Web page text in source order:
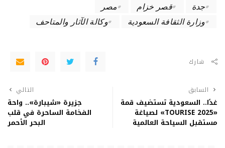
جدة
قصر خزام
مصر
وزارة الثقافة السعودية
وكالة الآثار والمتاحف
شارك
السابق
غدًا.. السعودية تستضيف قمة
«TOURISE 2025» لصياغة
مستقبل السياحة العالمية
التالي
جزيرة «شيبارة».. واحة
الفخامة الساحرة في قلب
البحر الأحمر